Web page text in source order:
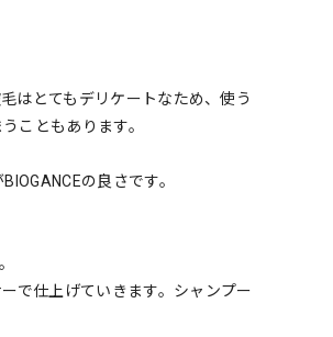
はとてもデリケートなため、使う
こともあります。
の良さです。
で仕上げていきます。シャンプー